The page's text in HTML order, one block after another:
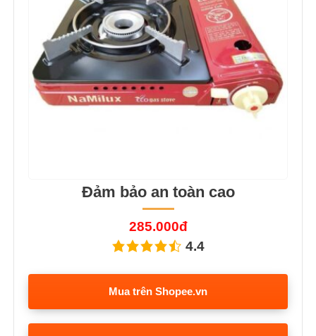
Đảm bảo an toàn cao
285.000đ
4.4
Mua trên Shopee.vn